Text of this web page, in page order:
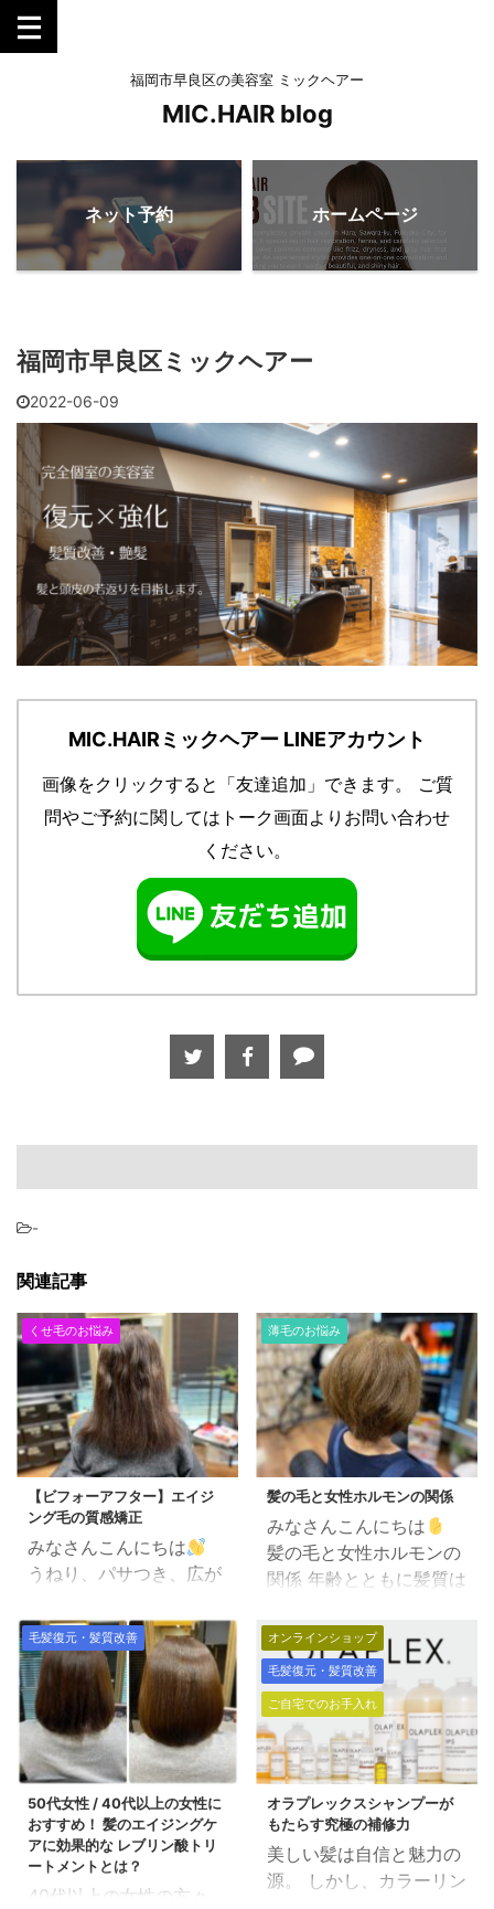
福岡市早良区の美容室 ミックヘアー
MIC.HAIR blog
ネット予約 ホームページ
福岡市早良区ミックヘアー
2022-06-09
MIC.HAIRミックヘアー LINEアカウント
画像をクリックすると「友達追加」できます。
ご質
問やご予約に関してはトーク画面よりお問い合わせ
ください。
-
関連記事
くせ毛のお悩み
【ビフォーアフター】エイジ
ング毛の質感矯正
みなさんこんにちは
うねり、パサつき、広が
正。 年齢を重ねると髪質
も変わり、毛が細くなっ
たり、ハリコシがなくな
ってきたりします。 １番
の問題はキューティク
ル。 キューティクルが薄
くなり、薬剤や熱から守
る髪の毛の防御力も弱ま
り さらに痛みやすくなる
条件になります。 トリー
トメントでストレート
薄毛のお悩み
髪の毛と女性ホルモンの関係
みなさんこんにちは
髪の毛と女性ホルモンの
関係 年齢とともに髪質は
くなる。 ✔︎うねる、パサ
つく。 ✔︎ハリコシがなく
なる。 ✔︎ボリュームがな
くなる 年齢を重ねていく
と、ほとんどの方が髪質
の変化にお悩みの事かと
思います。 美容室では外
部的なアプローチしかで
きませんので 頭皮のクレ
ンジング、トリートメン
毛髪復元・髪質改善
50代女性 / 40代以上の女性に
おすすめ！ 髪のエイジングケ
アに効果的な レブリン酸トリ
ートメントとは？
40代以上の女性の方々
オンラインショップ
毛髪復元・髪質改善
ご自宅でのお手入れ
オラプレックスシャンプーが
もたらす究極の補修力
美しい髪は自信と魅力の
源。 しかし、カラーリン